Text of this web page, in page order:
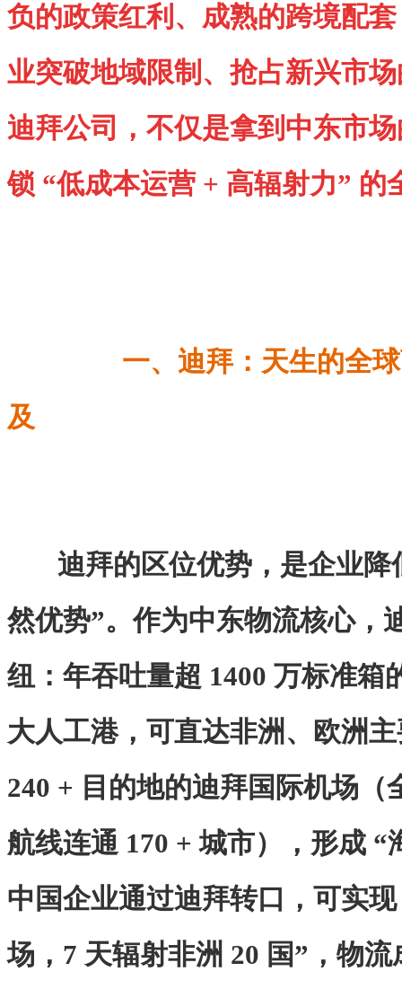
负的政策红利、成熟的跨境配
业突破地域限制、抢占新兴市
迪拜公司，不仅是拿到中东市
锁 “低成本运营 + 高辐射力” 的
一、迪拜：天生的全
及
迪拜的区位优势，是企业
然优势”。作为中东物流核心，
纽：年吞吐量超 1400 万标准箱
大人工港，可直达非洲、欧洲
240 + 目的地的迪拜国际机场（
航线连通 170 + 城市），形成
中国企业通过迪拜转口，可实
场，7 天辐射非洲 20 国”，物